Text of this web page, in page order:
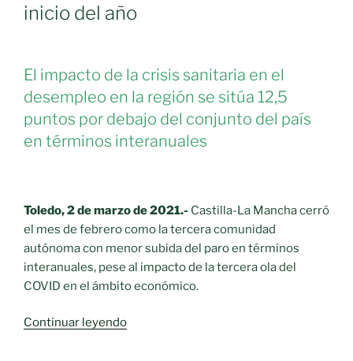
inicio del año
El impacto de la crisis sanitaria en el
desempleo en la región se sitúa 12,5
puntos por debajo del conjunto del país
en términos interanuales
Toledo, 2 de marzo de 2021.- Castilla-La Mancha cerró
el mes de febrero como la tercera comunidad
autónoma con menor subida del paro en términos
interanuales, pese al impacto de la tercera ola del
COVID en el ámbito económico.
Continuar leyendo«Castilla-